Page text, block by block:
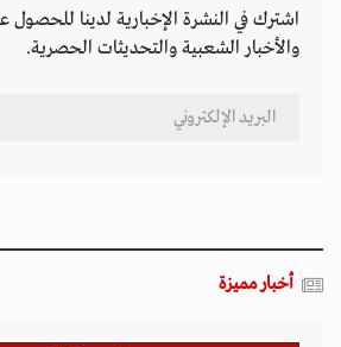
اشترك في النشرة الإخبارية لدينا للحصول
والأخبار الشعبية والتحديثات الحصرية.
أخبار مميزة